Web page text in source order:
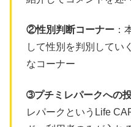
②性別判断コーナー ：
して性別を判別してい
なコーナー
➂プチミレパークへの
レパークというLife